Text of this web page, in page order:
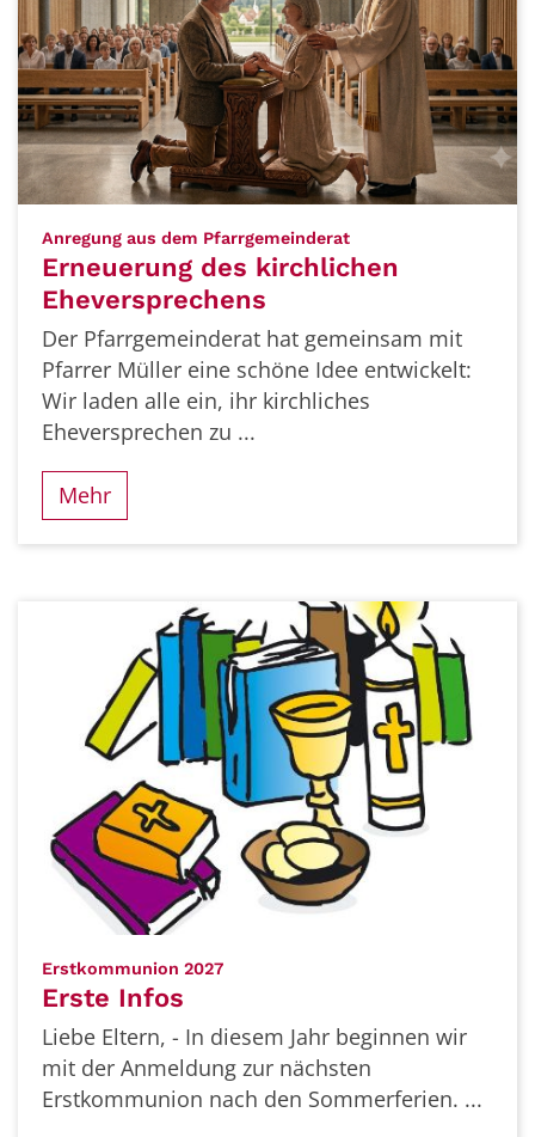
Anregung aus dem Pfarrgemeinderat:
Erneuerung des kirchlichen
Eheversprechens
Der Pfarrgemeinderat hat gemeinsam mit
Pfarrer Müller eine schöne Idee entwickelt:
Wir laden alle ein, ihr kirchliches
Eheversprechen zu ...
Mehr
Erstkommunion 2027:
Erste Infos
Liebe Eltern, - In diesem Jahr beginnen wir
mit der Anmeldung zur nächsten
Erstkommunion nach den Sommerferien. ...